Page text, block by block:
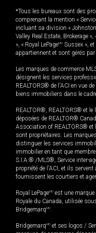
*Tous les bureaux sont des
comprenant la mention «
incluant sa division « Johnston
Valley Real Estate, Brokerage »,
», « Royal LePageMD Sussex »,
appartiennent et sont gérés
Les marques de commerce
désignent les services
REALTORS® de l'ACI en vue
biens immobiliers dans le
REALTOR®, REALTORS® et
déposées de REALTOR®
Association of REALTORS® et
sont propriétaires. Les
distinguer les services
immobilier en tant que
S.I.A.® /MLS®, Service inter-
propriété de l'ACI, et ils
fournissent les courtiers et
Royal LePageMD est une marque
Royale du Canada, utilisée
BridgemarqMD.
BridgemarqMD et ses logos /